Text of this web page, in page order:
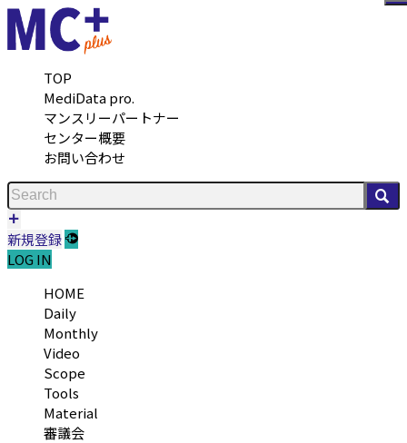
TOP
MediData pro.
マンスリーパートナー
センター概要
お問い合わせ
新規登録
LOG IN
HOME
Daily
Monthly
Video
Scope
Tools
Material
審議会
メ